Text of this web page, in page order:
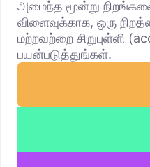
அமைந்த மூன்று
விளைவுக்காக, ஒரு
மற்றவற்றை சிறுபுள்ளி
பயன்படுத்துங்கள்.